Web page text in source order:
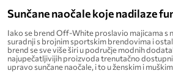
Sunčane naočale koje nadilaze
Iako se brend Off-White proslavio majicama s
suradnji s brojnim sportskim brendovima i
brend se sve više širi u područje modnih
najupečatljivijih proizvoda trenutačno
upravo sunčane naočale, i to u ženskim i